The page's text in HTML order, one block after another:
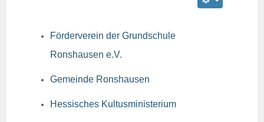
Förderverein der Grundschule
Ronshausen e.V.
Gemeinde Ronshausen
Hessisches Kultusministerium